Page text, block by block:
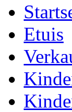
Etuis